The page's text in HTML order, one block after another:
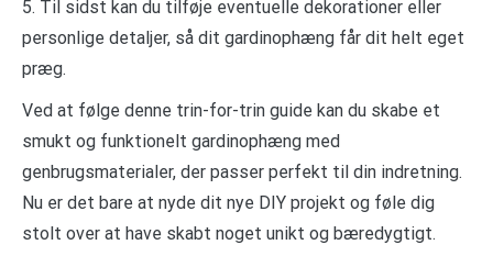
5. Til sidst kan du tilføje eventuelle dekorationer eller
personlige detaljer, så dit gardinophæng får dit helt eget
præg.
Ved at følge denne trin-for-trin guide kan du skabe et
smukt og funktionelt gardinophæng med
genbrugsmaterialer, der passer perfekt til din indretning.
Nu er det bare at nyde dit nye DIY projekt og føle dig
stolt over at have skabt noget unikt og bæredygtigt.